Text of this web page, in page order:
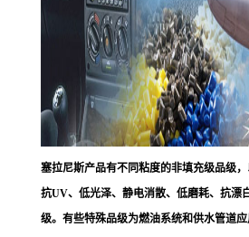
塞拉尼斯产品有不同粘度的非填充级品级，
抗UV、低光泽、静电消散、低磨耗、抗漂
级。有些特殊品级为燃油系统和供水管道应